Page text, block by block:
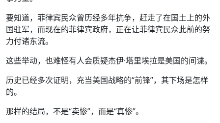
要知道，菲律宾民众曾历经多年抗争，赶走了在国土上的外
国驻军，而现在的菲律宾政府，正在让菲律宾民众此前的努
力付诸东流。
这些举动，也难怪有人会质疑杰伊·塔里埃拉是美国的间谍。
历史已经多次证明，充当美国战略的“前锋”，其下场是怎样
的。
那样的结局，不是“卖惨”，而是“真惨”。